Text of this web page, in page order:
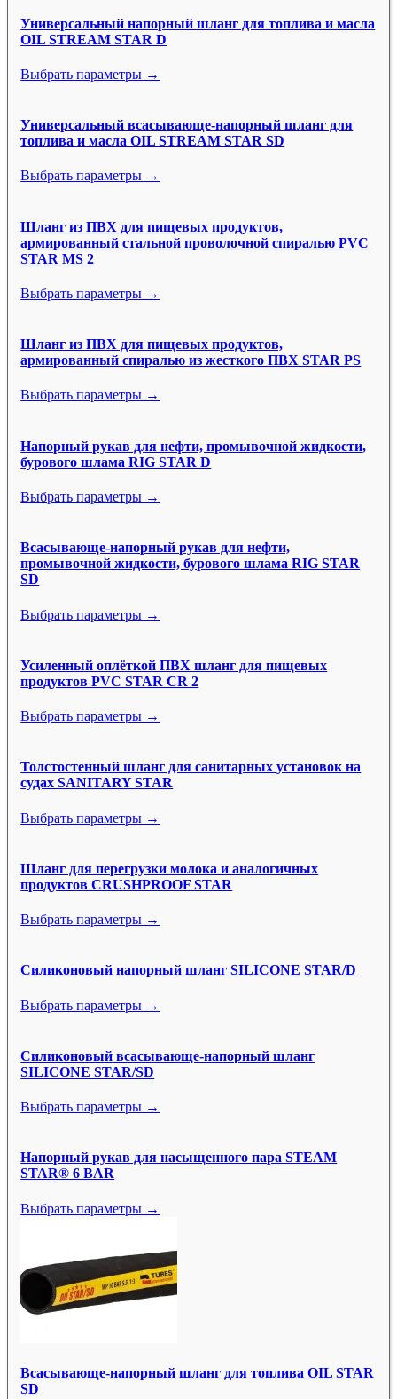
Универсальный напорный шланг для топлива и масла
OIL STREAM STAR D
Выбрать параметры →
Универсальный всасывающе-напорный шланг для
топлива и масла OIL STREAM STAR SD
Выбрать параметры →
Шланг из ПВХ для пищевых продуктов,
армированный стальной проволочной спиралью PVC
STAR MS 2
Выбрать параметры →
Шланг из ПВХ для пищевых продуктов,
армированный спиралью из жесткого ПВХ STAR PS
Выбрать параметры →
Напорный рукав для нефти, промывочной жидкости,
бурового шлама RIG STAR D
Выбрать параметры →
Всасывающе-напорный рукав для нефти,
промывочной жидкости, бурового шлама RIG STAR
SD
Выбрать параметры →
Усиленный оплёткой ПВХ шланг для пищевых
продуктов PVC STAR CR 2
Выбрать параметры →
Толстостенный шланг для санитарных установок на
судах SANITARY STAR
Выбрать параметры →
Шланг для перегрузки молока и аналогичных
продуктов CRUSHPROOF STAR
Выбрать параметры →
Силиконовый напорный шланг SILICONE STAR/D
Выбрать параметры →
Силиконовый всасывающе-напорный шланг
SILICONE STAR/SD
Выбрать параметры →
Напорный рукав для насыщенного пара STEAM
STAR® 6 BAR
Выбрать параметры →
Всасывающе-напорный шланг для топлива OIL STAR
SD